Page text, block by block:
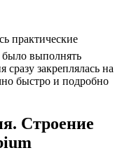
практические
выполнять
сразу закреплялась на
быстро и подробно
Строение